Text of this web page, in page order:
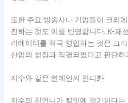
또한 주요 방송사나 기업들이 크리
진하는 것도 이를 반영합니다. K-패
리에이터를 적극 영입하는 것은 크
산업의 성장과 직결되었다고 판단하
지수와 같은 연예인의 인디화
지수의 친언니가 킬잇에 참가한다